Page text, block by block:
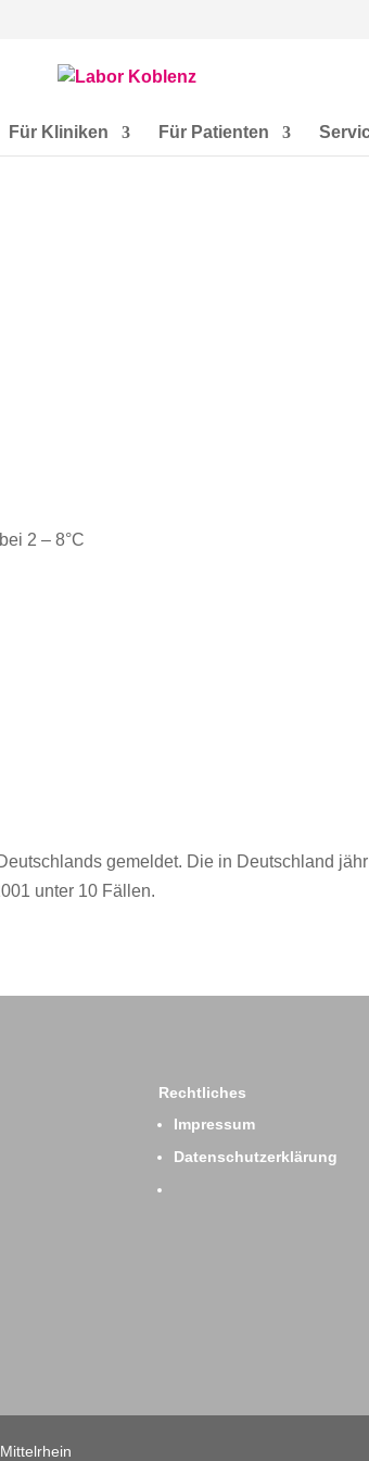
Für Kliniken Für Patienten
2 – 8°C
gemeldet. Die in Deutschland
unter 10 Fällen.
Rechtliches
Impressum
Datenschutzerklärung